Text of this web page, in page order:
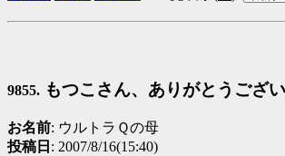
9855. もつこさん、ありがとうござ
お名前: ウルトラＱの母
投稿日 : 2007/8/16(15:40)